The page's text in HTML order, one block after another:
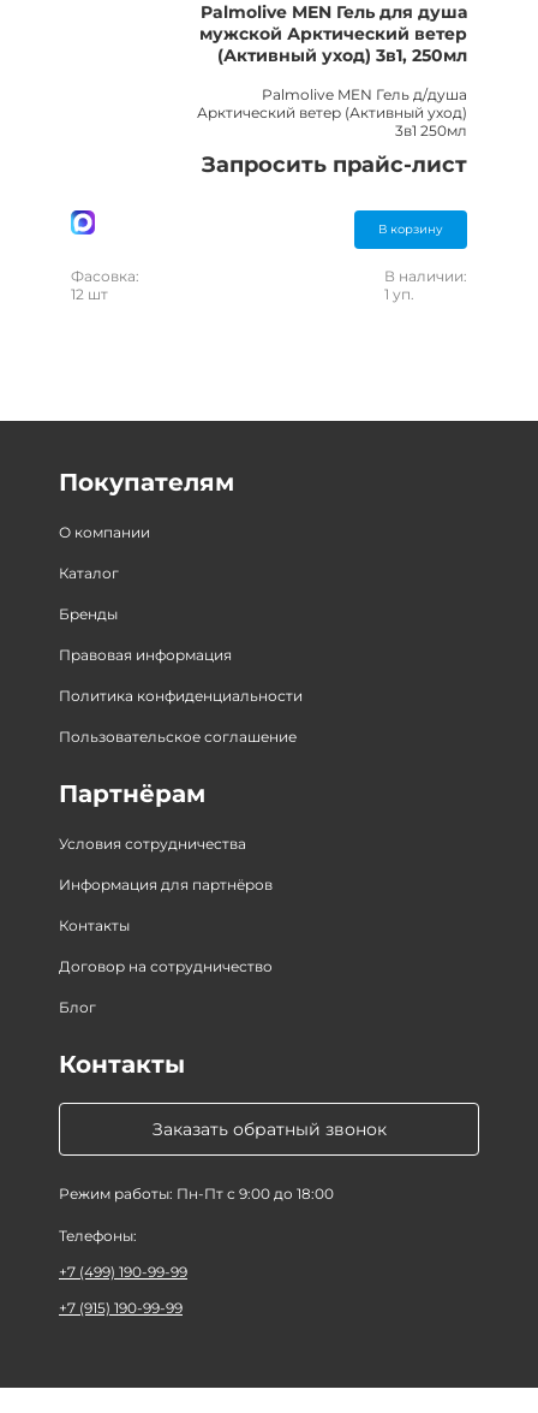
Palmolive MEN Гель для душа
мужской Арктический ветер
(Активный уход) 3в1, 250мл
Palmolive MEN Гель д/душа
Арктический ветер (Активный уход)
3в1 250мл
Запросить прайс-лист
В корзину
Фасовка:
12 шт
В наличии:
1 уп.
Покупателям
О компании
Каталог
Бренды
Правовая информация
Политика конфиденциальности
Пользовательское соглашение
Партнёрам
Условия сотрудничества
Информация для партнёров
Контакты
Договор на сотрудничество
Блог
Заказать обратный звонок
Режим работы: Пн-Пт с 9:00 до 18:00
Контакты
Телефоны:
+7 (499) 190-99-99
+7 (915) 190-99-99